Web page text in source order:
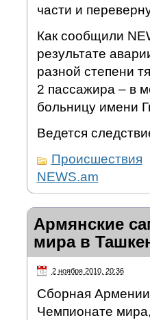
части и
Как сообщили
результате
разной степени
2 пассажира – в
больницу имени
Ведется
Происшествия
NEWS.am
Армянские
мира в
2 ноября 2010, 20:36
Сборная Армении
Чемпионате